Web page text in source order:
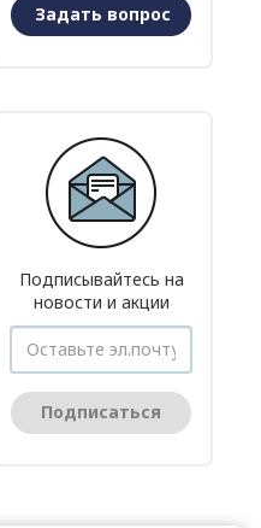
Задать вопрос
Подписывайтесь на
новости и акции
Подписаться